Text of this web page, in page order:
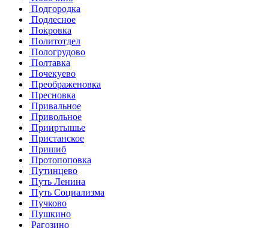
Подгородка
Подлесное
Покровка
Политотдел
Пологрудово
Полтавка
Почекуево
Преображеновка
Пресновка
Привальное
Привольное
Прииртышье
Пристанское
Пришиб
Протопоповка
Путинцево
Путь Ленина
Путь Социализма
Пучково
Пушкино
Рагозино